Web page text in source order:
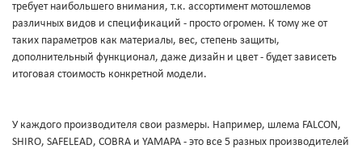
требует наибольшего внимания, т.к. ассортимент мотошлемов
различных видов и спецификаций - просто огромен. К тому же от
таких параметров как материалы, вес, степень защиты,
дополнительный функционал, даже дизайн и цвет - будет зависеть
итоговая стоимость конкретной модели.
У каждого производителя свои размеры. Например, шлема FALCON,
SHIRO, SAFELEAD, COBRA и YAMAPA - это все 5 разных производителей